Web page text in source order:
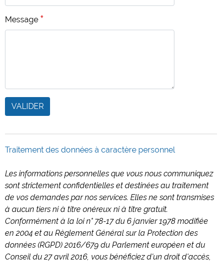
Message
Traitement des données à caractère personnel
Les informations personnelles que vous nous communiquez
sont strictement confidentielles et destinées au traitement
de vos demandes par nos services. Elles ne sont transmises
à aucun tiers ni à titre onéreux ni à titre gratuit.
Conformément à la loi n° 78-17 du 6 janvier 1978 modifiée
en 2004 et au Règlement Général sur la Protection des
données (RGPD) 2016/679 du Parlement européen et du
Conseil du 27 avril 2016, vous bénéficiez d'un droit d'accès,